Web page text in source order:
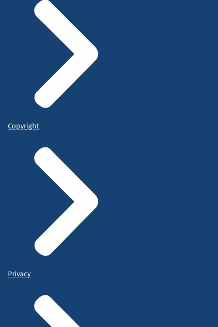
Copyright
Privacy